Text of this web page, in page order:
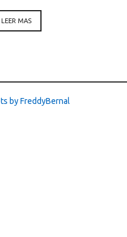
LEER MAS
by FreddyBernal